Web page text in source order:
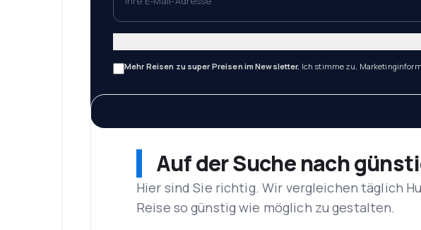
Mehr Reisen zu super Preisen im Newsletter. Ich stimme zu,
Auf der Suche nach
Hier sind Sie richtig. Wir vergleichen täglich
Reise so günstig wie möglich zu gestalten.